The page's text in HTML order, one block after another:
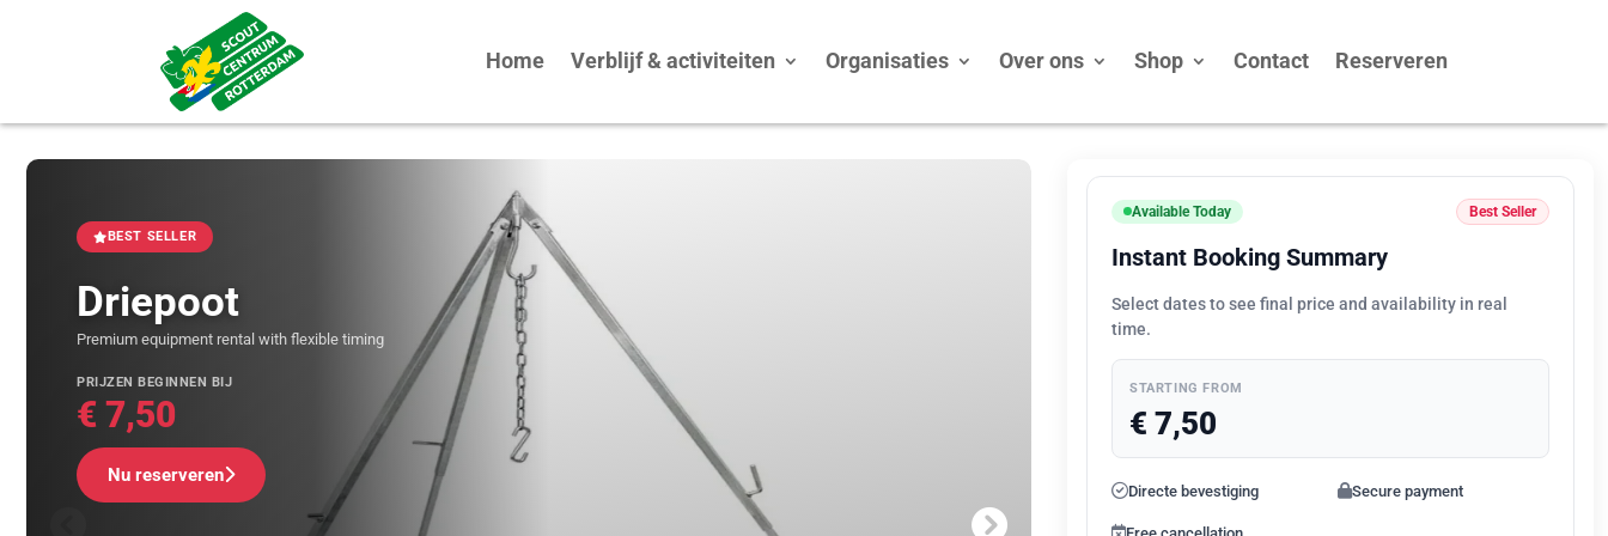
Home Verblijf & activiteiten Organisaties Over ons Shop Contact Reserveren
BEST SELLER
Driepoot
Premium equipment rental with flexible timing
PRIJZEN BEGINNEN BIJ
€ 7,50
Nu reserveren
Available Today Best Seller
Instant Booking Summary
Select dates to see final price and availability in real
time.
STARTING FROM
€ 7,50
Directe bevestiging Secure payment